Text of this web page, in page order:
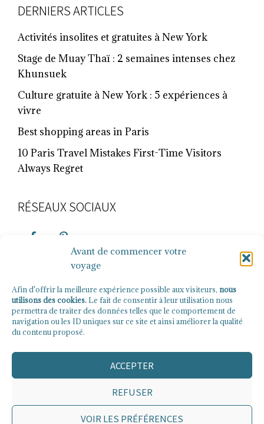
Avant de commencer votre
voyage
Afin d'offrir la meilleure expérience possible aux visiteurs, nous
utilisons des cookies. Le fait de consentir à leur utilisation nous
permettra de traiter des données telles que le comportement de
navigation ou les ID uniques sur ce site et ainsi améliorer la qualité
du contenu proposé.
ACCEPTER
REFUSER
VOIR LES PRÉFÉRENCES
FOOTER
DERNIERS ARTICLES
Activités insolites et gratuites à New York
Stage de Muay Thaï : 2 semaines intenses chez
Khunsuek
Culture gratuite à New York : 5 expériences à
vivre
Best shopping areas in Paris
10 Paris Travel Mistakes First-Time Visitors
Always Regret
RÉSEAUX SOCIAUX
Rechercher
Politique de confidentialité
Politique de cookies (UE)
COPYRIGHT © 2026 · THE TRAVEL WAVES